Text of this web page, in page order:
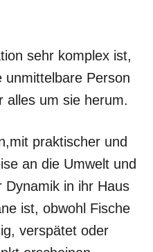
sehr komplex ist,
unmittelbare Person
alles um sie herum.
praktischer und
an die Umwelt und
Dynamik in ihr Haus
ist, obwohl Fische
verspätet oder